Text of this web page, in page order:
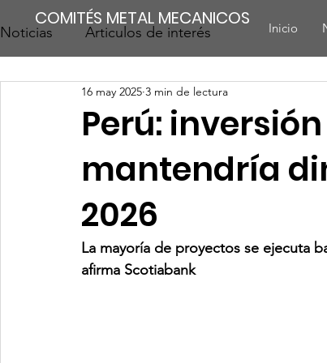
COMITÉS METAL MECANICOS Inicio
Noticias Articulos de interés
Perú:
mantendría
2026
16 may 2025 3 min de lectura
La mayoría de proyectos se ejecuta
afirma Scotiabank